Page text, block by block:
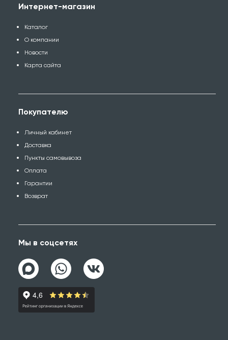
Интернет-магазин
Каталог
О компании
Новости
Карта сайта
Покупателю
Личный кабинет
Доставка
Пункты самовывоза
Оплата
Гарантии
Возврат
Мы в соцсетях